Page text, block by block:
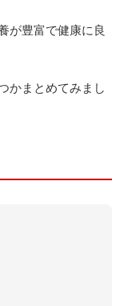
が豊富で健康に良
かまとめてみまし